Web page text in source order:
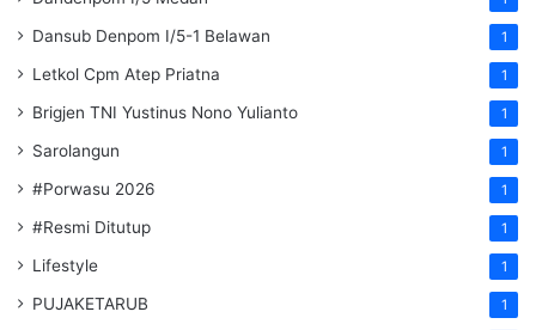
Dansub Denpom I/5-1 Belawan 1
Letkol Cpm Atep Priatna 1
Brigjen TNI Yustinus Nono Yulianto 1
Sarolangun 1
#Porwasu 2026 1
#Resmi Ditutup 1
Lifestyle 1
PUJAKETARUB 1